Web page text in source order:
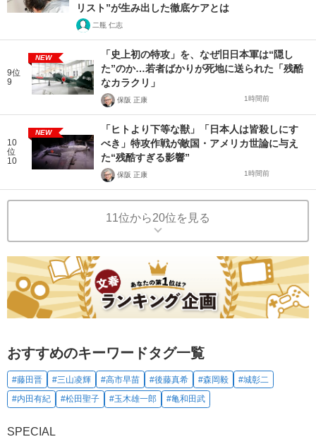
リスト”が生み出した徹底ケアとは
二瓶 仁志
9位
9
NEW
「史上初の特攻」を、なぜ旧日本軍は“隠し
た”のか…若者ばかりが死地に送られた「残酷
なカラクリ」
保阪 正康 1時間前
10
位
10
NEW
「ヒトより下等な獣」「日本人は皆殺しにす
べき」特攻作戦が敵国・アメリカ世論に与え
た“残酷すぎる影響”
保阪 正康 1時間前
11位から20位を見る
おすすめのキーワードタグ一覧
#藤田晋 #三山凌輝 #高市早苗 #後藤真希 #森岡毅
#城彰二
#内田有紀
#松田聖子 #玉木雄一郎 #亀和田武
SPECIAL